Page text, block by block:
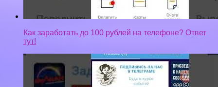
Как заработать до 100 рублей на телефоне? Ответ
тут!